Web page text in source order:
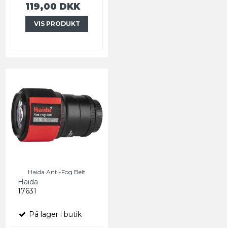
119,00 DKK
VIS PRODUKT
Haida Anti-Fog Belt
Haida
17631
På lager i butik